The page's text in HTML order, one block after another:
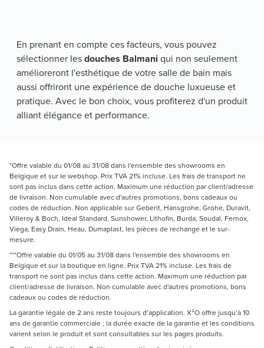
En prenant en compte ces facteurs, vous pouvez
sélectionner les douches Balmani qui non seulement
amélioreront l'esthétique de votre salle de bain mais
aussi offriront une expérience de douche luxueuse et
pratique. Avec le bon choix, vous profiterez d'un produit
alliant élégance et performance.
*Offre valable du 01/08 au 31/08 dans l'ensemble des showrooms en
Belgique et sur le webshop. Prix TVA 21% incluse. Les frais de transport ne
sont pas inclus dans cette action. Maximum une réduction par client/adresse
de livraison. Non cumulable avec d'autres promotions, bons cadeaux ou
codes de réduction. Non applicable sur Geberit, Hansgrohe, Grohe, Duravit,
Villeroy & Boch, Ideal Standard, Sunshower, Lithofin, Burda, Soudal, Fernox,
Viega, Easy Drain, Heau, Dumaplast, les pièces de rechange et le sur-
mesure.
***Offre valable du 01/05 au 31/08 dans l'ensemble des showrooms en
Belgique et sur la boutique en ligne. Prix TVA 21% incluse. Les frais de
transport ne sont pas inclus dans cette action. Maximum une réduction par
client/adresse de livraison. Non cumulable avec d'autres promotions, bons
cadeaux ou codes de réduction.
La garantie légale de 2 ans reste toujours d’application. X²O offre jusqu’à 10
ans de garantie commerciale ; la durée exacte de la garantie et les conditions
varient selon le produit et sont consultables sur les pages produits.